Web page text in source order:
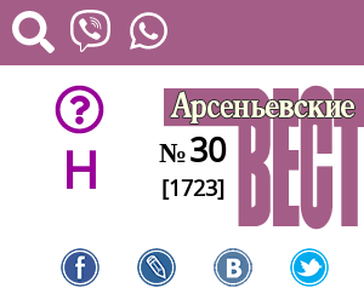
H №30
[1723]